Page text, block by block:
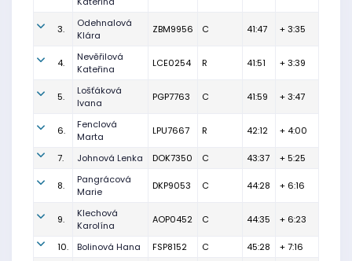
3.
Odehnalová
Klára
ZBM9956 C 41:47 + 3:35
4.
Nevěřilová
Kateřina
LCE0254 R 41:51 + 3:39
5.
Lošťáková
Ivana
PGP7763 C 41:59 + 3:47
6.
Fenclová
Marta
LPU7667 R 42:12 + 4:00
7. Johnová Lenka DOK7350 C 43:37 + 5:25
8.
Pangrácová
Marie
DKP9053 C 44:28 + 6:16
9.
Klechová
Karolína
AOP0452 C 44:35 + 6:23
10. Bolinová Hana FSP8152 C 45:28 + 7:16